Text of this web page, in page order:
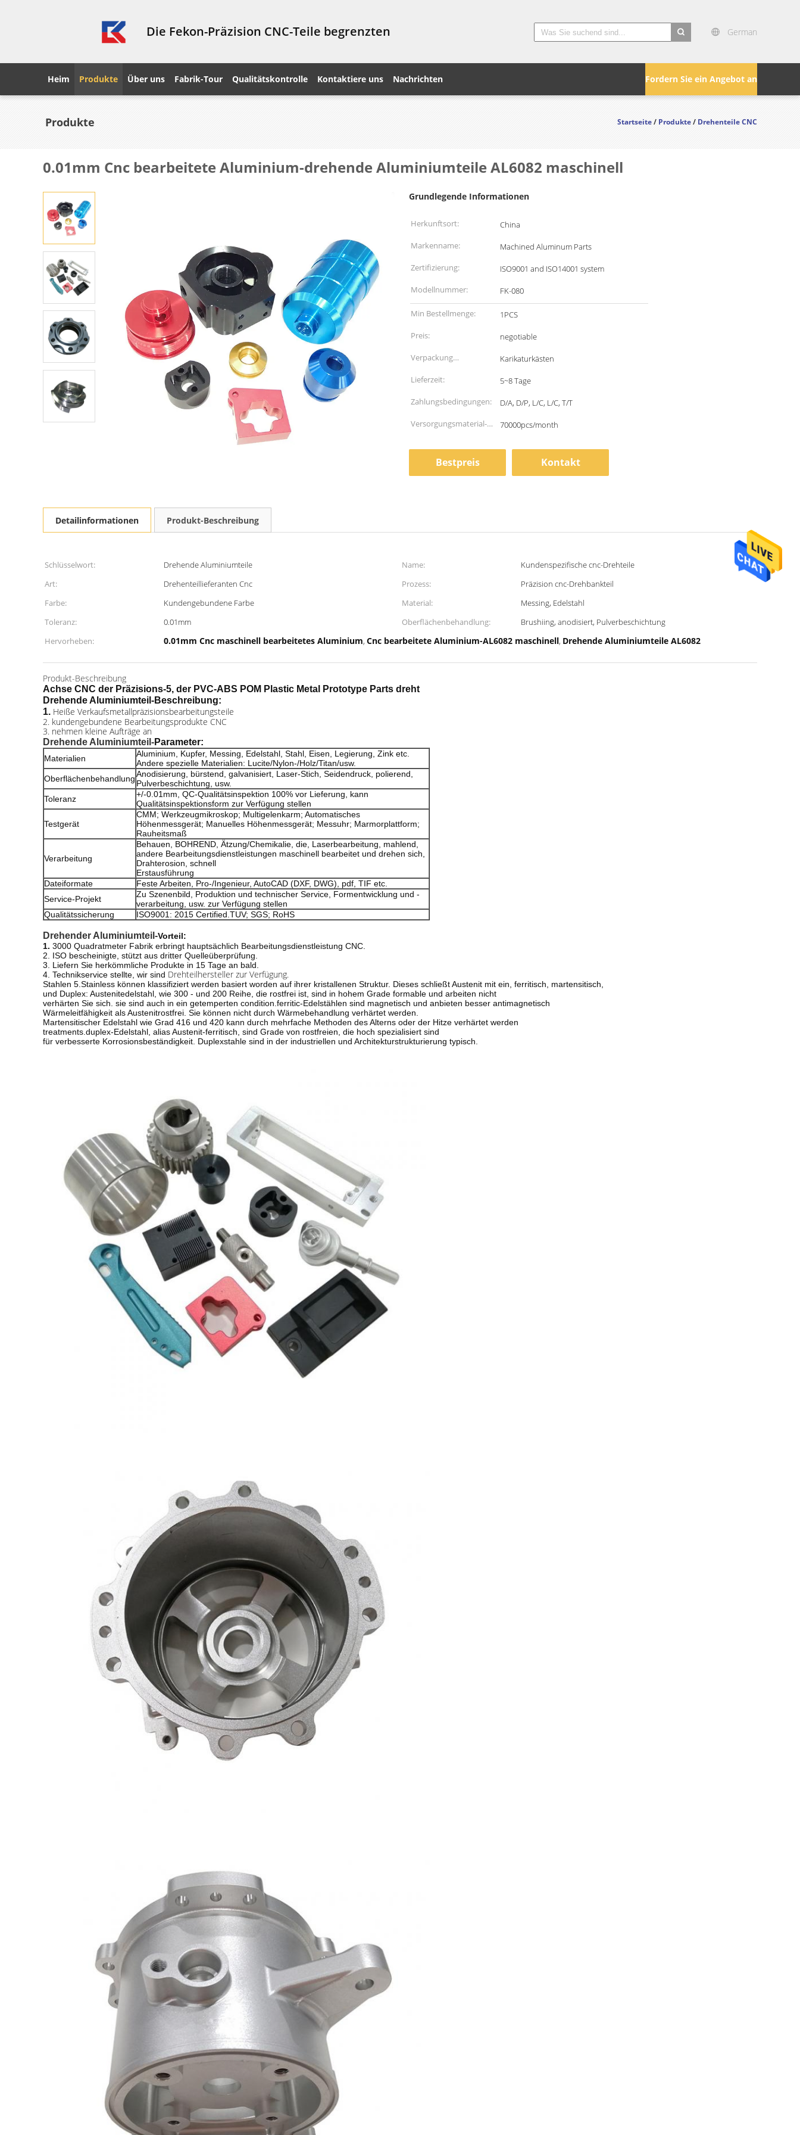
Die Fekon-Präzision CNC-Teile begrenzten German
Fordern Sie ein Angebot an
Heim Produkte Über uns Fabrik-Tour Qualitätskontrolle Kontaktiere uns Nachrichten
Produkte Startseite/Produkte/Drehenteile CNC
0.01mm Cnc bearbeitete Aluminium-drehende Aluminiumteile AL6082 maschinell
Grundlegende Informationen
Herkunftsort:
China
Markenname:
Machined Aluminum Parts
Zertifizierung:
ISO9001 and ISO14001 system
Modellnummer:
FK-080
Min Bestellmenge:
1PCS
Preis:
negotiable
Verpackung
Informationen:
Karikaturkästen
Lieferzeit:
5~8 Tage
Zahlungsbedingungen:
D/A, D/P, L/C, L/C, T/T
Versorgungsmaterial-
70000pcs/month
Bestpreis Kontakt
Detailinformationen Produkt-Beschreibung
Schlüsselwort: Drehende Aluminiumteile Name:
Kundenspezifische cnc-Drehteile
Art:
Drehenteillieferanten Cnc Prozess:
Präzision cnc-Drehbankteil
Farbe:
Kundengebundene Farbe Material:
Messing, Edelstahl
Toleranz:
0.01mm Oberflächenbehandlung:
Brushiing, anodisiert, Pulverbeschichtung
Hervorheben:
0.01mm Cnc maschinell bearbeitetes Aluminium, Cnc bearbeitete Aluminium-AL6082 maschinell, Drehende Aluminiumteile AL6082
Produkt-Beschreibung
Achse CNC der Präzisions-5, der PVC-ABS POM Plastic Metal Prototype Parts dreht
Drehende Aluminiumteil-Beschreibung:
1. Heiße Verkaufsmetallpräzisionsbearbeitungsteile
2. kundengebundene Bearbeitungsprodukte CNC
3. nehmen kleine Aufträge an
Drehende Aluminiumteil-Parameter:
Materialien
Aluminium, Kupfer, Messing, Edelstahl, Stahl, Eisen, Legierung, Zink etc.
Andere spezielle Materialien: Lucite/Nylon-/Holz/Titan/usw.
OberflächenbehandlungAnodisierung, bürstend, galvanisiert, Laser-Stich, Seidendruck, polierend,
Pulverbeschichtung, usw.
Toleranz
+/-0.01mm, QC-Qualitätsinspektion 100% vor Lieferung, kann
Qualitätsinspektionsform zur Verfügung stellen
Testgerät
CMM; Werkzeugmikroskop; Multigelenkarm; Automatisches
Höhenmessgerät; Manuelles Höhenmessgerät; Messuhr; Marmorplattform;
Rauheitsmaß
Verarbeitung
Behauen, BOHREND, Ätzung/Chemikalie, die, Laserbearbeitung, mahlend,
andere Bearbeitungsdienstleistungen maschinell bearbeitet und drehen sich,
Drahterosion, schnell
Erstausführung
Dateiformate
Feste Arbeiten, Pro-/Ingenieur, AutoCAD (DXF, DWG), pdf, TIF etc.
Service-Projekt
Zu Szenenbild, Produktion und technischer Service, Formentwicklung und -
verarbeitung, usw. zur Verfügung stellen
Qualitätssicherung
ISO9001: 2015 Certified.TUV; SGS; RoHS
Drehender Aluminiumteil-Vorteil:
1. 3000 Quadratmeter Fabrik erbringt hauptsächlich Bearbeitungsdienstleistung CNC.
2. ISO bescheinigte, stützt aus dritter Quelleüberprüfung.
3. Liefern Sie herkömmliche Produkte in 15 Tage an bald.
4. Technikservice stellte, wir sind Drehteilhersteller zur Verfügung.
Stahlen 5.Stainless können klassifiziert werden basiert worden auf ihrer kristallenen Struktur. Dieses schließt Austenit mit ein, ferritisch, martensitisch,
und Duplex: Austenitedelstahl, wie 300 - und 200 Reihe, die rostfrei ist, sind in hohem Grade formable und arbeiten nicht
verhärten Sie sich. sie sind auch in ein getemperten condition.ferritic-Edelstählen sind magnetisch und anbieten besser antimagnetisch
Wärmeleitfähigkeit als Austenitrostfrei. Sie können nicht durch Wärmebehandlung verhärtet werden.
Martensitischer Edelstahl wie Grad 416 und 420 kann durch mehrfache Methoden des Alterns oder der Hitze verhärtet werden
treatments.duplex-Edelstahl, alias Austenit-ferritisch, sind Grade von rostfreien, die hoch spezialisiert sind
für verbesserte Korrosionsbeständigkeit. Duplexstahle sind in der industriellen und Architekturstrukturierung typisch.